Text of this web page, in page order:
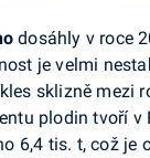
dosáhly v roce
je velmi
sklizně mezi
plodin tvoří v
6,4 tis. t, což je